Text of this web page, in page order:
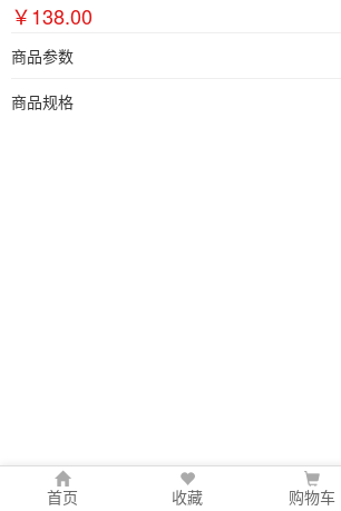
￥138.00
商品参数
商品规格
首页 收藏 购物车